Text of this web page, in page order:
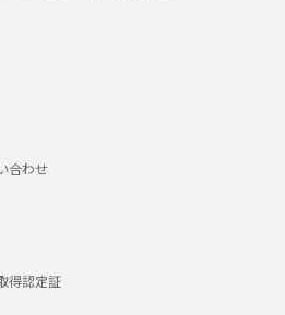
合わせ
得認定証